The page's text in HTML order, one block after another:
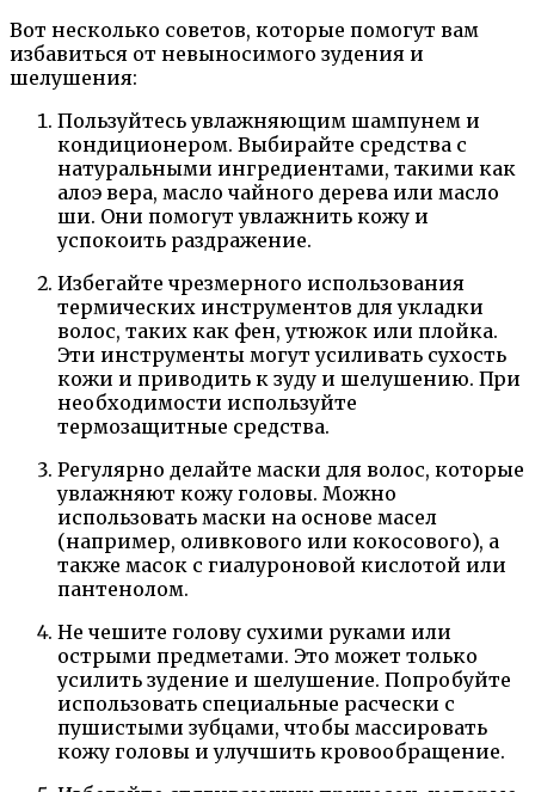
Вот несколько советов, которые помогут вам
избавиться от невыносимого зудения и
шелушения:
Пользуйтесь увлажняющим шампунем и
кондиционером. Выбирайте средства с
натуральными ингредиентами, такими как
алоэ вера, масло чайного дерева или масло
ши. Они помогут увлажнить кожу и
успокоить раздражение.
Избегайте чрезмерного использования
термических инструментов для укладки
волос, таких как фен, утюжок или плойка.
Эти инструменты могут усиливать сухость
кожи и приводить к зуду и шелушению. При
необходимости используйте
термозащитные средства.
Регулярно делайте маски для волос, которые
увлажняют кожу головы. Можно
использовать маски на основе масел
(например, оливкового или кокосового), а
также масок с гиалуроновой кислотой или
пантенолом.
Не чешите голову сухими руками или
острыми предметами. Это может только
усилить зудение и шелушение. Попробуйте
использовать специальные расчески с
пушистыми зубцами, чтобы массировать
кожу головы и улучшить кровообращение.